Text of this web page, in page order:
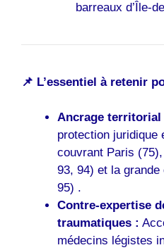
barreaux d’Île-
📌 L’essentiel à retenir
Ancrage
protection juridique
couvrant Paris
93, 94) et la
95) .
Contre-expertise
traumatiques :
médecins légistes